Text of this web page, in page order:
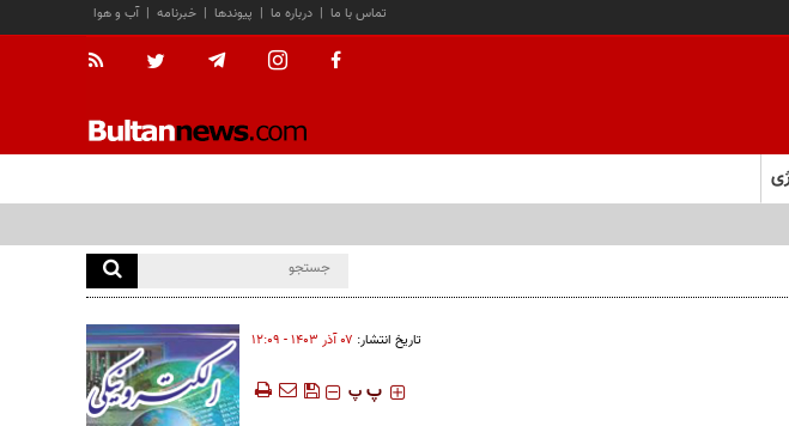
آب و هوا | خبرنامه | پیوندها | درباره ما | تماس با ما
تاریخ انتشار: ۰۷ آذر ۱۴۰۳ - ۱۲:۰۹
‍‍‍ پ پ